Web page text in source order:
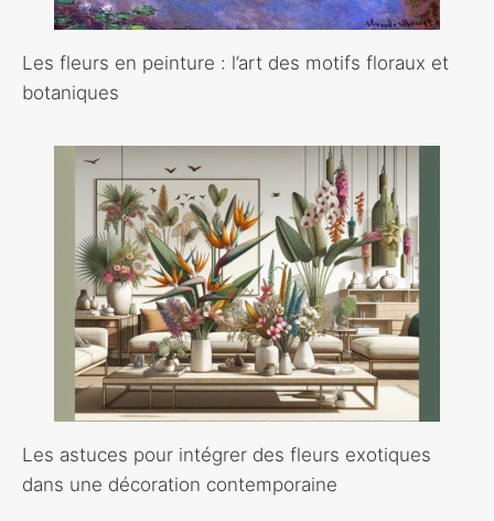
Les fleurs en peinture : l’art des motifs floraux et
botaniques
Les astuces pour intégrer des fleurs exotiques
dans une décoration contemporaine